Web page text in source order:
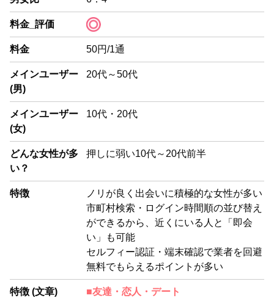
料金_評価
料金 50円/1通
メインユーザー
(男)
20代～50代
メインユーザー
(女)
10代・20代
どんな女性が多
い？
押しに弱い10代～20代前半
特徴
ノリが良く出会いに積極的な女性が多い
市町村検索・ログイン時間順の並び替え
ができるから、近くにいる人と「即会
い」も可能
セルフィー認証・端末確認で業者を回避
無料でもらえるポイントが多い
特徴 (文章)
■友達・恋人・デート